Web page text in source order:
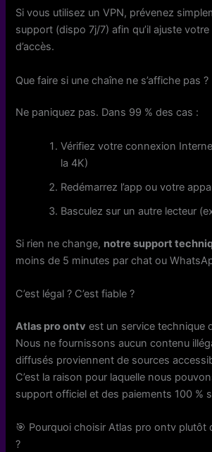
Si vous utilisez un VPN, prévenez
support (dispo 7j/7) afin qu’il ajuste
d’accès.
Que faire si une chaîne ne s’affiche pas ?
Ne paniquez pas. Dans 99 % des cas :
Vérifiez votre connexion
la 4K)
Redémarrez l’app ou votre
Basculez sur un autre lecteur
Si rien ne change, notre support
moins de 5 minutes par chat ou
C’est légal ? C’est fiable ?
Atlas pro ontv est un service technique
Nous ne fournissons aucun contenu
diffusés proviennent de sources
C’est la raison pour laquelle nous
support officiel et des paiements 100 %
🎯 Pourquoi choisir Atlas pro ontv plutôt
?